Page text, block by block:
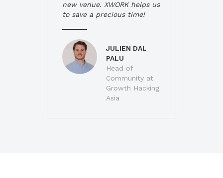
new venue. XWORK helps us
to save a precious time!
JULIEN DAL
PALU
Head of
Community at
Growth Hacking
Asia